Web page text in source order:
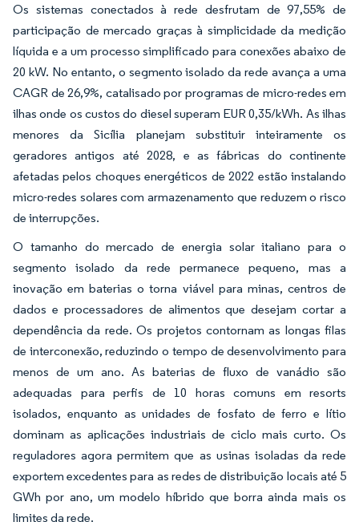
Os sistemas conectados à rede desfrutam de 97,55% de
participação de mercado graças à simplicidade da medição
líquida e a um processo simplificado para conexões abaixo de
20 kW. No entanto, o segmento isolado da rede avança a uma
CAGR de 26,9%, catalisado por programas de micro-redes em
ilhas onde os custos do diesel superam EUR 0,35/kWh. As ilhas
menores da Sicília planejam substituir inteiramente os
geradores antigos até 2028, e as fábricas do continente
afetadas pelos choques energéticos de 2022 estão instalando
micro-redes solares com armazenamento que reduzem o risco
de interrupções.
O tamanho do mercado de energia solar italiano para o
segmento isolado da rede permanece pequeno, mas a
inovação em baterias o torna viável para minas, centros de
dados e processadores de alimentos que desejam cortar a
dependência da rede. Os projetos contornam as longas filas
de interconexão, reduzindo o tempo de desenvolvimento para
menos de um ano. As baterias de fluxo de vanádio são
adequadas para perfis de 10 horas comuns em resorts
isolados, enquanto as unidades de fosfato de ferro e lítio
dominam as aplicações industriais de ciclo mais curto. Os
reguladores agora permitem que as usinas isoladas da rede
exportem excedentes para as redes de distribuição locais até 5
GWh por ano, um modelo híbrido que borra ainda mais os
limites da rede.